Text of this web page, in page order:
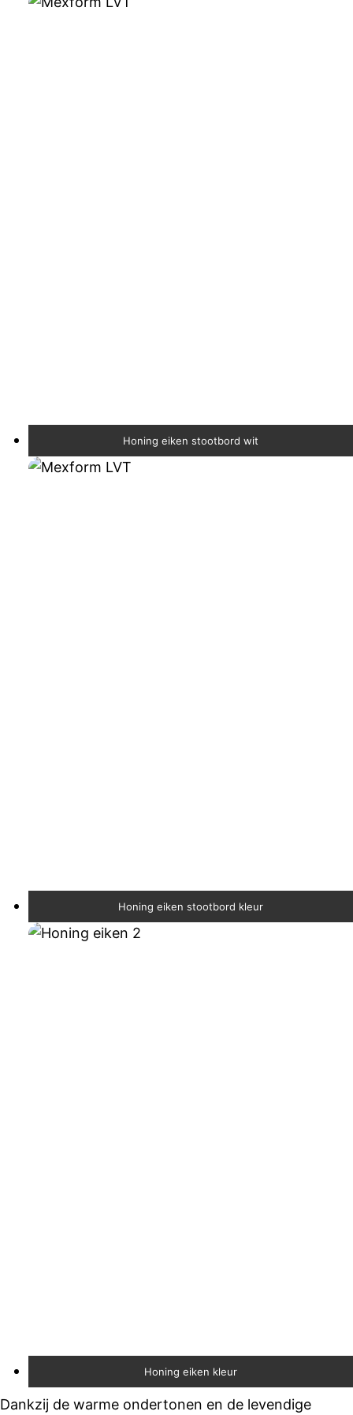
Honing eiken stootbord wit
Honing eiken stootbord kleur
Honing eiken kleur
Dankzij de warme ondertonen en de levendige